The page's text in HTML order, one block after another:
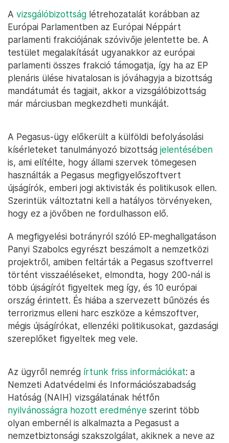
A vizsgálóbizottság létrehozatalát korábban az
Európai Parlamentben az Európai Néppárt
parlamenti frakciójának szóvivője jelentette be. A
testület megalakítását ugyanakkor az európai
parlamenti összes frakció támogatja, így ha az EP
plenáris ülése hivatalosan is jóváhagyja a bizottság
mandátumát és tagjait, akkor a vizsgálóbizottság
már márciusban megkezdheti munkáját.
A Pegasus-ügy előkerült a külföldi befolyásolási
kísérleteket tanulmányozó bizottság jelentésében
is, ami elítélte, hogy állami szervek tömegesen
használták a Pegasus megfigyelőszoftvert
újságírók, emberi jogi aktivisták és politikusok ellen.
Szerintük változtatni kell a hatályos törvényeken,
hogy ez a jövőben ne fordulhasson elő.
A megfigyelési botrányról szóló EP-meghallgatáson
Panyi Szabolcs egyrészt beszámolt a nemzetközi
projektről, amiben feltárták a Pegasus szoftverrel
történt visszaéléseket, elmondta, hogy 200-nál is
több újságírót figyeltek meg így, és 10 európai
ország érintett. És hiába a szervezett bűnözés és
terrorizmus elleni harc eszköze a kémszoftver,
mégis újságírókat, ellenzéki politikusokat, gazdasági
szereplőket figyeltek meg vele.
Az ügyről nemrég írtunk friss információkat: a
Nemzeti Adatvédelmi és Információszabadság
Hatóság (NAIH) vizsgálatának hétfőn
nyilvánosságra hozott eredménye szerint több
olyan embernél is alkalmazta a Pegasust a
nemzetbiztonsági szakszolgálat, akiknek a neve az